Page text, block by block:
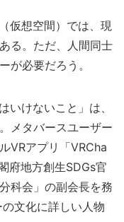
仮想空間）では、現
る。ただ、人間同士
が必要だろう。
けないこと」は、
メタバースユーザー
VRアプリ「VRCha
府地方創生SDGs官
科会」の副会長を務
文化に詳しい人物